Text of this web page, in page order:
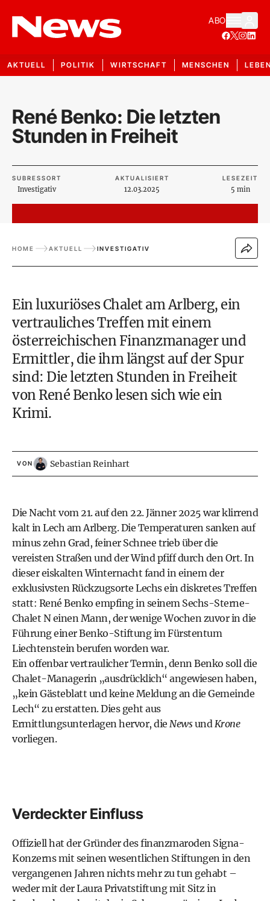
ABO
AKTUELL POLITIK WIRTSCHAFT MENSCHEN
René Benko: Die letzten
Stunden in Freiheit
SUBRESSORT
Investigativ
AKTUALISIERT
12.03.2025
LESEZEIT
5 min
HOME AKTUELL INVESTIGATIV
Ein luxuriöses Chalet am Arlberg, ein
vertrauliches Treffen mit einem
österreichischen Finanzmanager und
Ermittler, die ihm längst auf der Spur
sind: Die letzten Stunden in Freiheit
von René Benko lesen sich wie ein
Krimi.
VON Sebastian Reinhart
Die Nacht vom 21. auf den 22. Jänner 2025 war klirrend
kalt in Lech am Arlberg. Die Temperaturen sanken auf
minus zehn Grad, feiner Schnee trieb über die
vereisten Straßen und der Wind pfiff durch den Ort. In
dieser eiskalten Winternacht fand in einem der
exklusivsten Rückzugsorte Lechs ein diskretes Treffen
statt: René Benko empfing in seinem Sechs-Sterne-
Chalet N einen Mann, der wenige Wochen zuvor in die
Führung einer Benko-Stiftung im Fürstentum
Liechtenstein berufen worden war.
Ein offenbar vertraulicher Termin, denn Benko soll die
Chalet-Managerin „ausdrücklich“ angewiesen haben,
„kein Gästeblatt und keine Meldung an die Gemeinde
Lech“ zu erstatten. Dies geht aus
Ermittlungsunterlagen hervor, die NewsundKrone
vorliegen.
Verdeckter Einfluss
Offiziell hat der Gründer des finanzmaroden Signa-
Konzerns mit seinen wesentlichen Stiftungen in den
vergangenen Jahren nichts mehr zu tun gehabt –
weder mit der Laura Privatstiftung mit Sitz in